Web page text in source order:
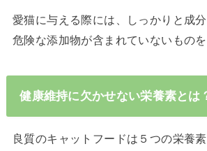
愛猫に与える際には、しっかりと成分
危険な添加物が含まれていないものを
健康維持に欠かせない栄養素とは
良質のキャットフードは５つの栄養